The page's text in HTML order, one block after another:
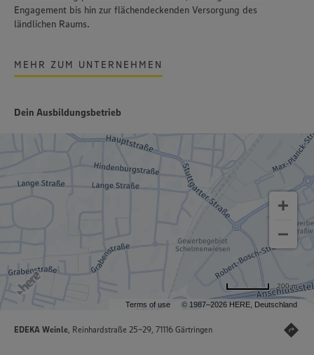
Engagement bis hin zur flächendeckenden Versorgung des
ländlichen Raums.
MEHR ZUM UNTERNEHMEN
Dein Ausbildungsbetrieb
Terms of use © 1987–2026 HERE, Deutschland
200 m
EDEKA Weinle, Reinhardstraße 25-29, 71116 Gärtringen